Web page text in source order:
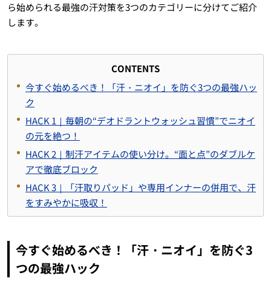
ら始められる最強の汗対策を3つのカテゴリーに分けてご紹介
します。
CONTENTS
今すぐ始めるべき！「汗・ニオイ」を防ぐ3つの最強ハッ
ク
HACK 1｜毎朝の“デオドラントウォッシュ習慣”でニオイ
の元を絶つ！
HACK 2｜制汗アイテムの使い分け。“面と点”のダブルケ
アで徹底ブロック
HACK 3｜「汗取りパッド」や専用インナーの併用で、汗
をすみやかに吸収！
今すぐ始めるべき！「汗・ニオイ」を防ぐ3
つの最強ハック